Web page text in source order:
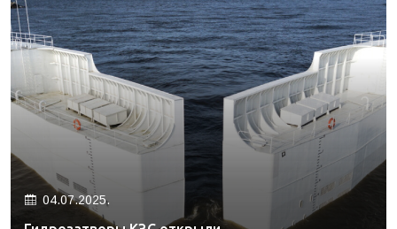
04.07.2025.